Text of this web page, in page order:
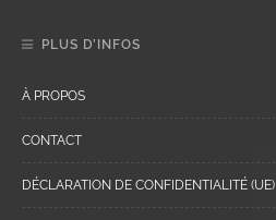
PLUS D’INFOS
À PROPOS
CONTACT
DÉCLARATION DE CONFIDENTIALITÉ (UE)